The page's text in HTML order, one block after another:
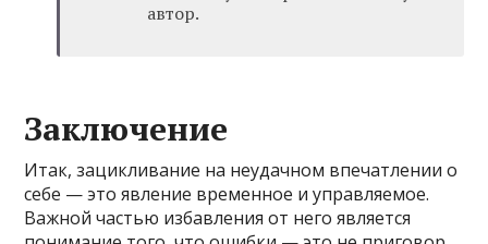
автор.
Заключение
Итак, зацикливание на неудачном впечатлении о
себе — это явление временное и управляемое.
Важной частью избавления от него является